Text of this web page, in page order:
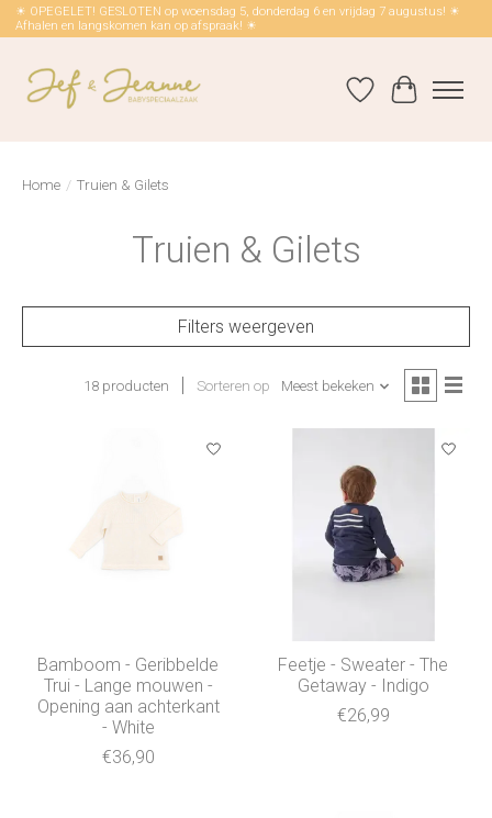
☀ OPEGELET! GESLOTEN op woensdag 5, donderdag 6 en vrijdag 7 augustus! ☀
Afhalen en langskomen kan op afspraak! ☀
Verlanglijst
Home / Truien & Gilets
Truien & Gilets
Filters weergeven
18 producten Sorteren op Meest bekeken
Bamboom - Geribbelde
Trui - Lange mouwen -
Opening aan achterkant
- White
€36,90
Feetje - Sweater - The
Getaway - Indigo
€26,99